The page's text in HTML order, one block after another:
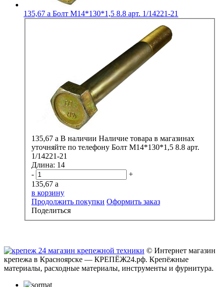
135,67 a Болт М14*130*1,5 8.8 арт. 1/14221-21
135,67 a В наличии Наличие товара в магазинах
уточняйте по телефону Болт М14*130*1,5 8.8 арт.
1/14221-21
Длина: 14
-
+
135,67 a
в корзину
Продолжить покупки Оформить заказ
Поделиться
© Интернет магазин
крепежа в Красноярске — КРЕПЁЖ24.рф. Крепёжные
материалы, расходные материалы, инструменты и фурнитура.